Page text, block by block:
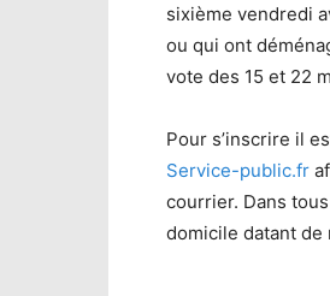
sixième vendredi
ou qui ont
vote des 15 et 22
Pour s’inscrire il
Service-public.fr
courrier. Dans
domicile datant de